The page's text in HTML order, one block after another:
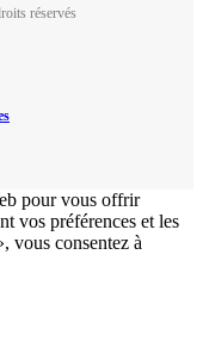
réservés
pour vous offrir
vos préférences et les
vous consentez à